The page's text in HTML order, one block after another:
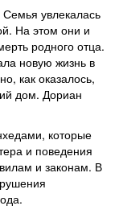
увлекалась
На этом они и
родного отца.
новую жизнь в
как оказалось,
дом. Дориан
которые
и поведения
и законам. В